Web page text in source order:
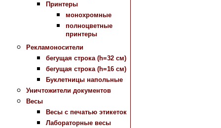
Принтеры
монохромные
полноцветные
принтеры
Рекламоносители
бегущая строка (h=32 см)
бегущая строка (h=16 см)
Буклетницы напольные
Уничтожители документов
Весы
Весы с печатью этикеток
Лабораторные весы